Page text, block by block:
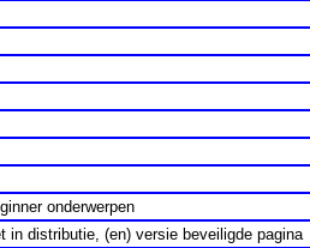
onderwerpen
in distributie, (en) versie beveiligde pagina